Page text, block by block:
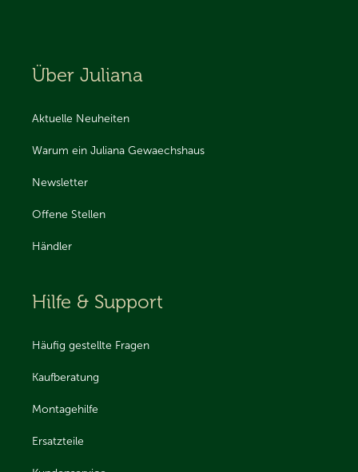
Über Juliana
Aktuelle Neuheiten
Warum ein Juliana Gewaechshaus
Newsletter
Offene Stellen
Händler
Hilfe & Support
Häufig gestellte Fragen
Kaufberatung
Montagehilfe
Ersatzteile